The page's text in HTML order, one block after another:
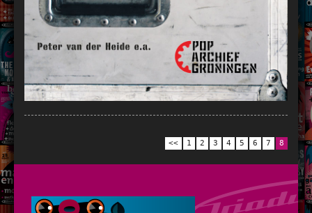
<< 1 2 3 4 5 6 7 8